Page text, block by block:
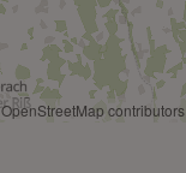
contributors